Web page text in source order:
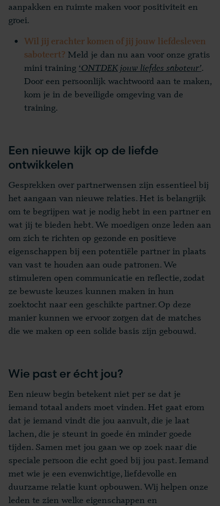
aanpakken en ruimte maken voor positiviteit en
groei.
Wil jij erachter komen of jij jouw liefdesleven
saboteert? Meld je dan nu aan voor onze gratis
mini training ‘ONTDEK jouw liefdes saboteur’.
Door een persoonlijk wachtwoord aan te maken,
kom je in de beveiligde omgeving van de
training.
Een nieuwe kijk op de liefde
ontwikkelen
Gesprekken over partnerwensen zijn essentieel bij
het aangaan van nieuwe relaties. Het is belangrijk
om te begrijpen wat je nodig hebt in een partner en
wat jij te bieden hebt. We moedigen onze leden aan
om zich te richten op gezonde en positieve
eigenschappen bij een potentiële partner in plaats
van vast te houden aan oude patronen. We
stimuleren open communicatie en reflectie, zodat
ze bewuste keuzes kunnen maken in hun
zoektocht naar een geschikte partner. Op deze
manier kunnen we ervoor zorgen dat de matches
die we maken op een solide basis zijn gebouwd.
Wie past er écht jou?
Een nieuw begin betekent niet per se dat je
iemand totaal anders moet vinden. Het gaat erom
dat je iemand vindt die jou aanvult, die je laat
lachen, die je steunt in goede én minder goede
tijden. Samen met jou gaan we op zoek naar die
speciale persoon die echt goed bij jou past. Iemand
met wie je een evenwichtige, liefdevolle en
duurzame relatie kunt opbouwen. Wij helpen onze
leden te zien welke eigenschappen en